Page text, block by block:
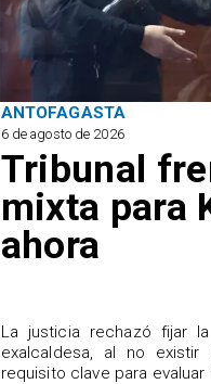
ANTOFAGASTA
6 de agosto de 2026
Tribunal
mixta para
ahora
​La justicia rechazó fijar
exalcaldesa, al no existir
requisito clave para